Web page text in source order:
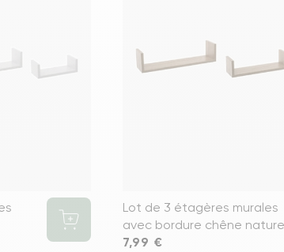
Lot de 3 étagères murales
avec bordure chêne
Prix
7,99 €